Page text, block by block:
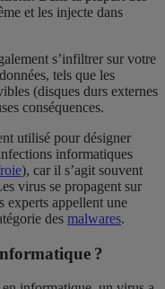
et les injecte dans
s’infiltrer sur votre
tels que les
(disques durs externes
conséquences.
utilisé pour désigner
informatiques
), car il s’agit souvent
virus se propagent sur
experts appellent une
des malwares.
?